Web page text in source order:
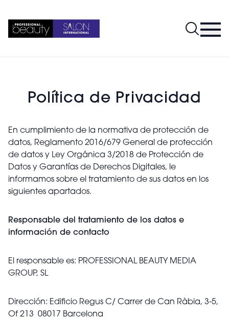
Política de Privacidad
En cumplimiento de la normativa de protección de
datos, Reglamento 2016/679 General de protección
de datos y Ley Orgánica 3/2018 de Protección de
Datos y Garantías de Derechos Digitales, le
informamos sobre el tratamiento de sus datos en los
siguientes apartados.
Responsable del tratamiento de los datos e
información de contacto
El responsable es: PROFESSIONAL BEAUTY MEDIA
GROUP, SL
Dirección: Edificio Regus C/ Carrer de Can Ràbia, 3-5,
Of 213 08017 Barcelona